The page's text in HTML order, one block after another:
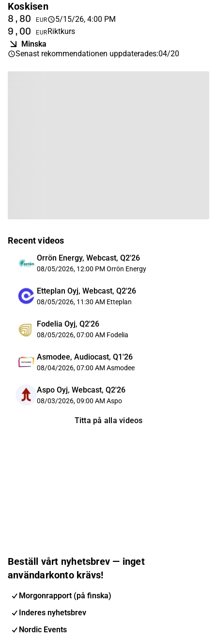
Koskisen
8,80 EUR 5/15/26, 4:00 PM
9,00 EURRiktkurs
Minska
Senast rekommendationen uppdaterades:04/20
Recent videos
Orrön Energy, Webcast, Q2'26
08/05/2026, 12:00 PM Orrön Energy
Etteplan Oyj, Webcast, Q2'26
08/05/2026, 11:30 AM Etteplan
Fodelia Oyj, Q2'26
08/05/2026, 07:00 AM Fodelia
Asmodee, Audiocast, Q1'26
08/04/2026, 07:00 AM Asmodee
Aspo Oyj, Webcast, Q2'26
08/03/2026, 09:00 AM Aspo
Titta på alla videos
Beställ vårt nyhetsbrev — inget
användarkonto krävs!
Morgonrapport (på finska)
Inderes nyhetsbrev
Nordic Events